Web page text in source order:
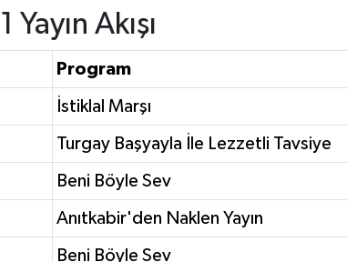
Yayın Akışı
Program
İstiklal Marşı
Turgay Başyayla İle Lezzetli Tavsiye
Beni Böyle Sev
Anıtkabir'den Naklen Yayın
Beni Böyle Sev